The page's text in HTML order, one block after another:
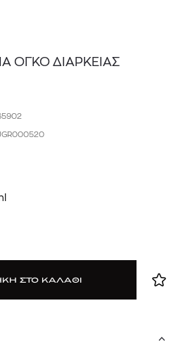
ΟΓΚΟ ΔΙΑΡΚΕΙΑΣ
ΣΤΟ ΚΑΛΑΘΙ